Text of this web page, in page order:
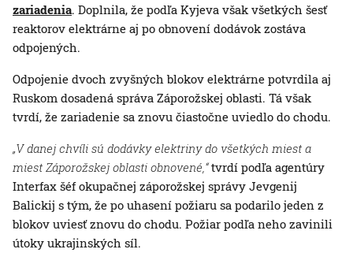
zariadenia. Doplnila, že podľa Kyjeva však všetkých šesť
reaktorov elektrárne aj po obnovení dodávok zostáva
odpojených.
Odpojenie dvoch zvyšných blokov elektrárne potvrdila aj
Ruskom dosadená správa Záporožskej oblasti. Tá však
tvrdí, že zariadenie sa znovu čiastočne uviedlo do chodu.
„V danej chvíli sú dodávky elektriny do všetkých miest a
miest Záporožskej oblasti obnovené,“tvrdí podľa agentúry
Interfax šéf okupačnej záporožskej správy Jevgenij
Balickij s tým, že po uhasení požiaru sa podarilo jeden z
blokov uviesť znovu do chodu. Požiar podľa neho zavinili
útoky ukrajinských síl.